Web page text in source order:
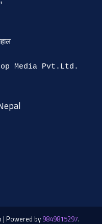
| Powered by 9849815297.